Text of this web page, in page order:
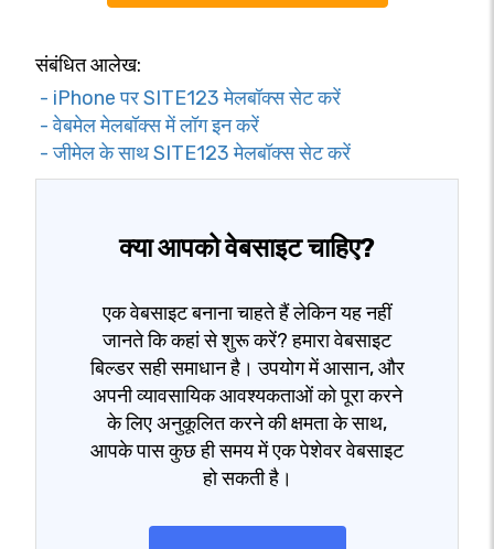
संबंधित आलेख:
- iPhone पर SITE123 मेलबॉक्स सेट करें
- वेबमेल मेलबॉक्स में लॉग इन करें
- जीमेल के साथ SITE123 मेलबॉक्स सेट करें
क्या आपको वेबसाइट चाहिए?
एक वेबसाइट बनाना चाहते हैं लेकिन यह नहीं
जानते कि कहां से शुरू करें? हमारा वेबसाइट
बिल्डर सही समाधान है। उपयोग में आसान, और
अपनी व्यावसायिक आवश्यकताओं को पूरा करने
के लिए अनुकूलित करने की क्षमता के साथ,
आपके पास कुछ ही समय में एक पेशेवर वेबसाइट
हो सकती है।